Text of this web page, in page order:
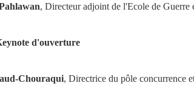
, Directeur adjoint de l'Ecole de
d'ouverture
Chouraqui, Directrice du pôle concurrence